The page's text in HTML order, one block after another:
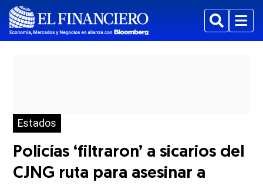
BuscarMenu
Estados
Policías ‘filtraron’ a sicarios del
CJNG ruta para asesinar a